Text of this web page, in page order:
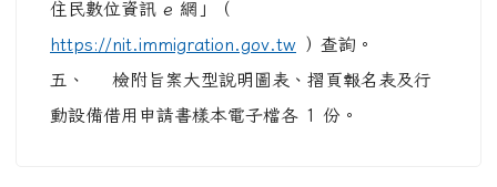
住民數位資訊 e 網」（
https://nit.immigration.gov.tw ）查詢。
五、 檢附旨案大型說明圖表、摺頁報名表及行
動設備借用申請書樣本電子檔各 1 份。